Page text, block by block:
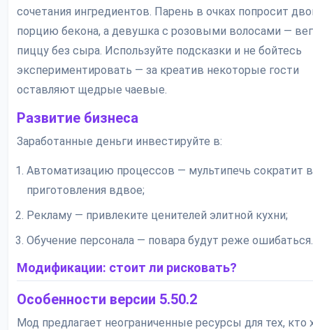
сочетания ингредиентов. Парень в очках попросит
порцию бекона, а девушка с розовыми волосами —
пиццу без сыра. Используйте подсказки и не бойтесь
экспериментировать — за креатив некоторые гости
оставляют щедрые чаевые.
Развитие бизнеса
Заработанные деньги инвестируйте в:
Автоматизацию процессов — мультипечь сократит
приготовления вдвое;
Рекламу — привлеките ценителей элитной кухни;
Обучение персонала — повара будут реже ошибаться.
Модификации: стоит ли рисковать?
Особенности версии 5.50.2
Мод предлагает неограниченные ресурсы для тех, кто